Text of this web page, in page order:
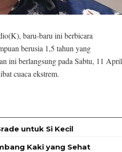
baru-baru ini berbicara
berusia 1,5 tahun yang
ini berlangsung pada Sabtu, 11 April
cuaca ekstrem.
untuk Si Kecil
Kaki yang Sehat